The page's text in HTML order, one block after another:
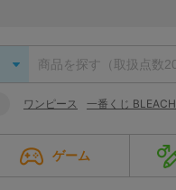
ワンピース 一番くじ BLEACH
ゲーム